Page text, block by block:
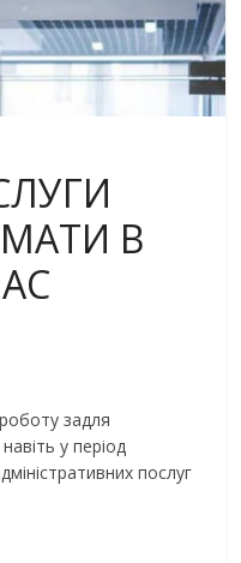
В
задля
у період
послуг